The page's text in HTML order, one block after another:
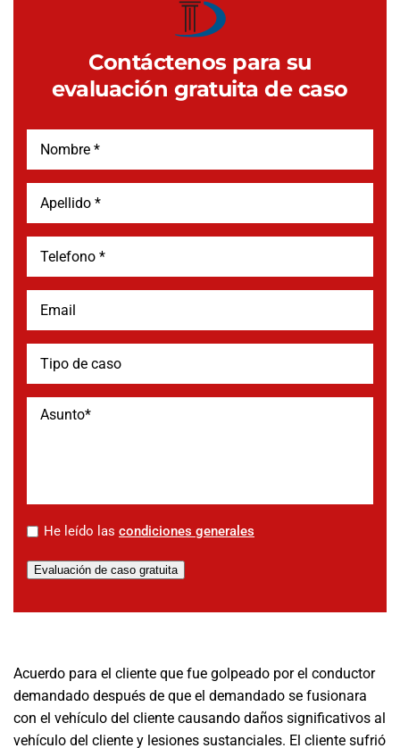
Contáctenos para su
evaluación gratuita de caso
* He leído las condiciones generales
Evaluación de caso gratuita
Acuerdo para el cliente que fue golpeado por el conductor
demandado después de que el demandado se fusionara
con el vehículo del cliente causando daños significativos al
vehículo del cliente y lesiones sustanciales. El cliente sufrió